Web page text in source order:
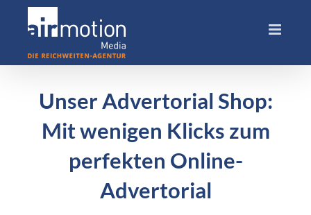
Unser Advertorial Shop:
Mit wenigen Klicks zum
perfekten Online-
Advertorial